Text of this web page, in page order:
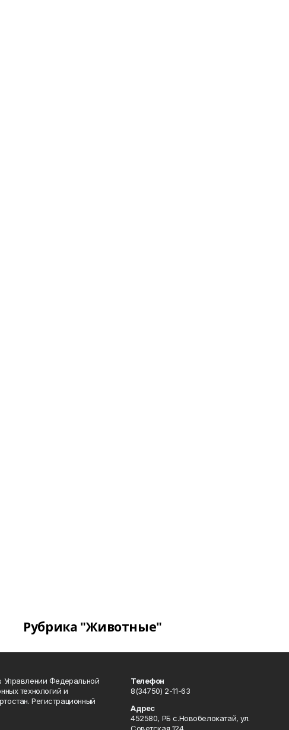
Рубрика "Животные"
Управлении Федеральной
технологий и
Регистрационный
Телефон
8(34750) 2-11-63
Адрес
452580, РБ с.Новобелокатай, ул.